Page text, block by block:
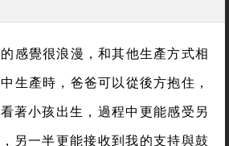
感覺很浪漫，和其他生產方式相
生產時，爸爸可以從後方抱住，
著小孩出生，過程中更能感受另
另一半更能接收到我的支持與鼓